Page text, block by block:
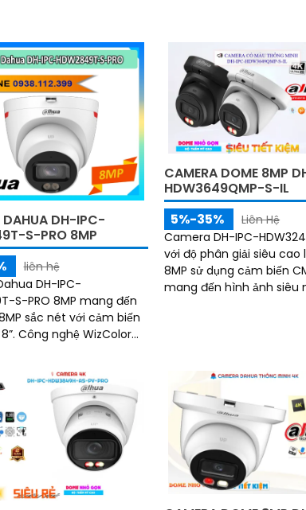
DAHUA DH-IPC-
S-PRO 8MP
liên hệ
DH-IPC-
S-PRO 8MP mang đến
sắc nét với cảm biến
CAMERA DOME 8MP
HDW3649QMP-S-IL
5%-35%
Liên Hệ
Camera DH-IPC-
với độ phân giải siêu cao
8MP sử dụng cảm biến
mang đến hình ảnh siêu